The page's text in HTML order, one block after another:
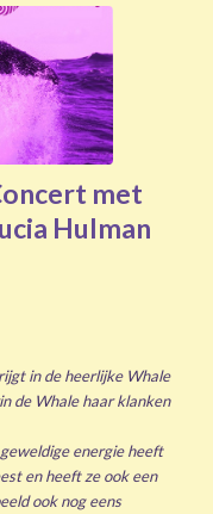
met
Hulman
in de heerlijke Whale
de Whale haar klanken
energie heeft
en heeft ze ook een
ook nog eens